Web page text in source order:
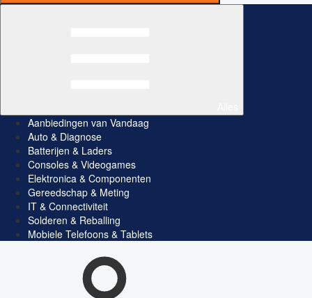
Aanbiedingen van Vandaag
Auto & Diagnose
Batterijen & Laders
Consoles & Videogames
Elektronica & Componenten
Gereedschap & Meting
IT & Connectiviteit
Solderen & Reballing
Mobiele Telefoons & Tablets